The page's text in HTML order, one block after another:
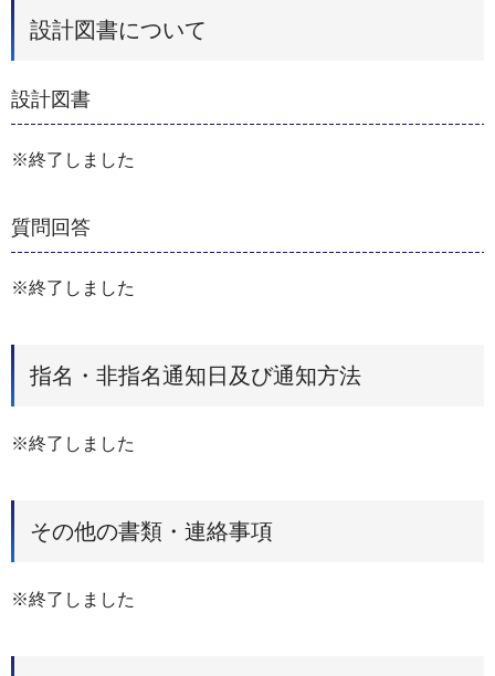
設計図書について
設計図書
※終了しました
質問回答
※終了しました
指名・非指名通知日及び通知方法
※終了しました
その他の書類・連絡事項
※終了しました